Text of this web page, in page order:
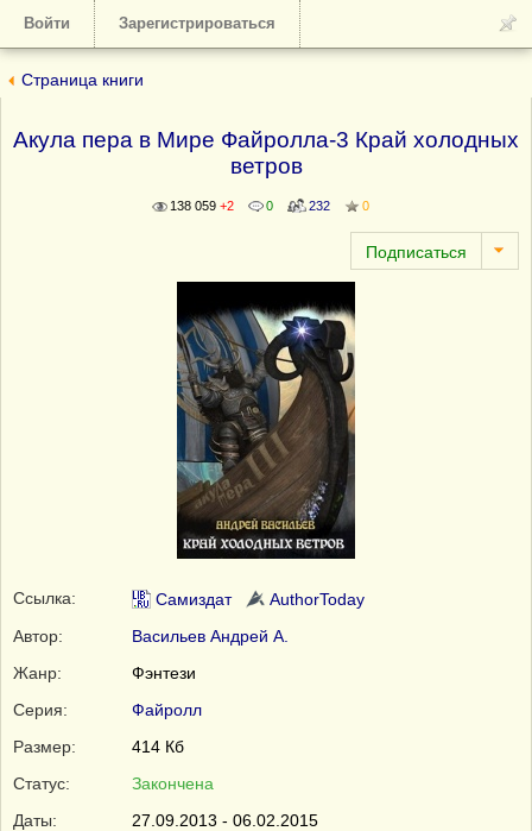
Войти Зарегистрироваться
Страница книги
Акула пера в Мире Файролла-3 Край холодных
ветров
138 059 +2 0 232 0
Ссылка: Самиздат
AuthorToday
Автор:
Васильев Андрей А.
Жанр:
Фэнтези
Серия:
Файролл
Размер:
414 Кб
Статус:
Закончена
Даты:
27.09.2013 - 06.02.2015